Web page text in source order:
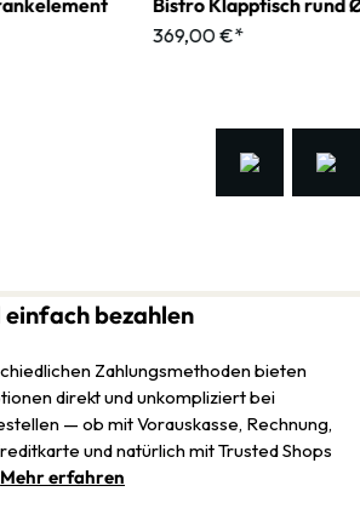
369,00 €*
einfach bezahlen
Zahlungsmethoden bieten
direkt und unkompliziert bei
— ob mit Vorauskasse, Rechnung,
und natürlich mit Trusted Shops
Mehr erfahren